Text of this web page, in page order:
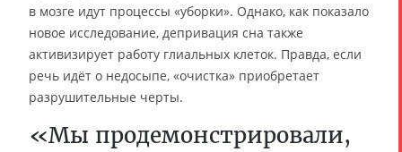
в мозге идут процессы «уборки». Однако, как показало
новое исследование, депривация сна также
активизирует работу глиальных клеток. Правда, если
речь идёт о недосыпе, «очистка» приобретает
разрушительные черты.
«Мы продемонстрировали,